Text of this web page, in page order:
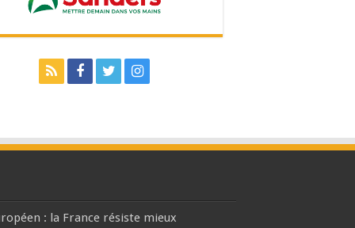
: la France résiste mieux